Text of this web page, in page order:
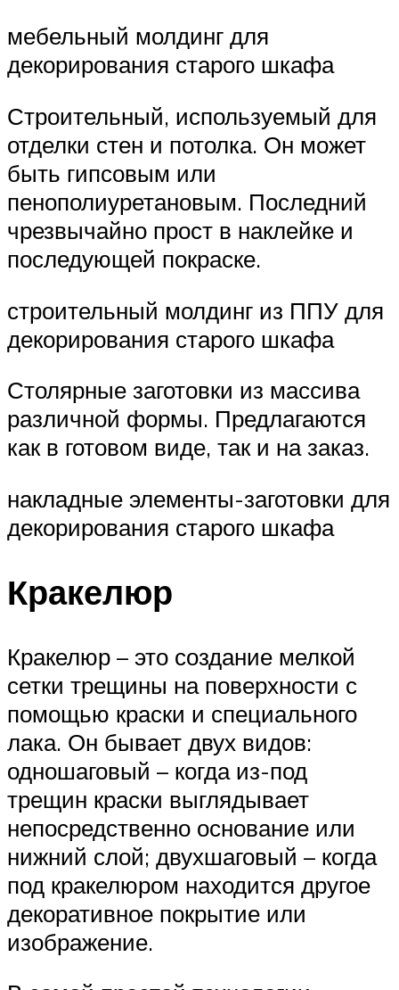
мебельный молдинг для
декорирования старого шкафа
Строительный, используемый для
отделки стен и потолка. Он может
быть гипсовым или
пенополиуретановым. Последний
чрезвычайно прост в наклейке и
последующей покраске.
строительный молдинг из ППУ для
декорирования старого шкафа
Столярные заготовки из массива
различной формы. Предлагаются
как в готовом виде, так и на заказ.
накладные элементы-заготовки для
декорирования старого шкафа
Кракелюр
Кракелюр – это создание мелкой
сетки трещины на поверхности с
помощью краски и специального
лака. Он бывает двух видов:
одношаговый – когда из-под
трещин краски выглядывает
непосредственно основание или
нижний слой; двухшаговый – когда
под кракелюром находится другое
декоративное покрытие или
изображение.